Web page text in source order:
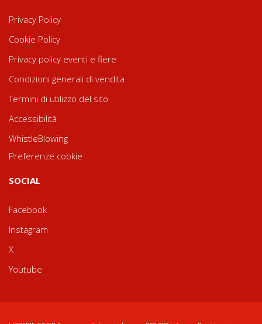
Privacy Policy
Cookie Policy
Privacy policy eventi e fiere
Condizioni generali di vendita
Termini di utilizzo del sito
Accessibilità
WhistleBlowing
Preferenze cookie
SOCIAL
Facebook
Instagram
X
Youtube